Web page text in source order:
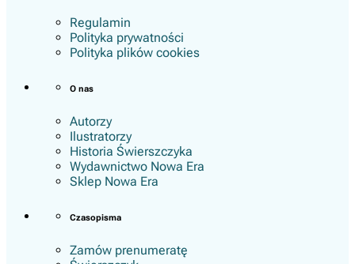
Regulamin
Polityka prywatności
Polityka plików cookies
O nas
Autorzy
Ilustratorzy
Historia Świerszczyka
Wydawnictwo Nowa Era
Sklep Nowa Era
Czasopisma
Zamów prenumeratę